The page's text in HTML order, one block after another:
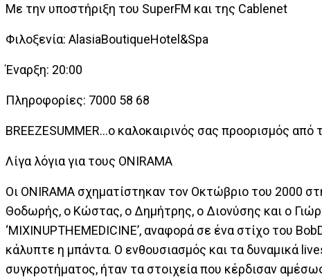
Με την υποστήριξη του SuperFM και της Cablenet
Φιλοξενία: AlasiaBoutiqueHotel&Spa
Έναρξη: 20:00
Πληροφορίες: 7000 58 68
BREEZESUMMER…ο καλοκαιρινός σας προορισμός από
Λίγα λόγια για τους ONIRAMA
Οι ONIRAMA σχηματίστηκαν τον Οκτώβριο του 2000
Θοδωρής, ο Κώστας, ο Δημήτρης, ο Διονύσης και ο
‘MIXINUPTHEMEDICINE’, αναφορά σε ένα στίχο του
κάλυπτε η μπάντα. Ο ενθουσιασμός και τα δυναμικά
συγκροτήματος, ήταν τα στοιχεία που κέρδισαν